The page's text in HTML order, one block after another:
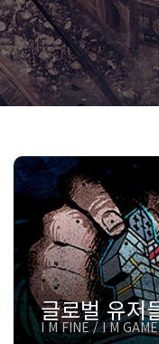
I M FINE / I M GAME